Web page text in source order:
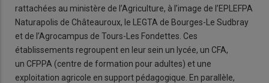
rattachées au ministère de l’Agriculture, à l’image de l’EPLEFPA
Naturapolis de Châteauroux, le LEGTA de Bourges-Le Sudbray
et de l’Agrocampus de Tours-Les Fondettes. Ces
établissements regroupent en leur sein un lycée, un CFA,
un CFPPA (centre de formation pour adultes) et une
exploitation agricole en support pédagogique. En parallèle,